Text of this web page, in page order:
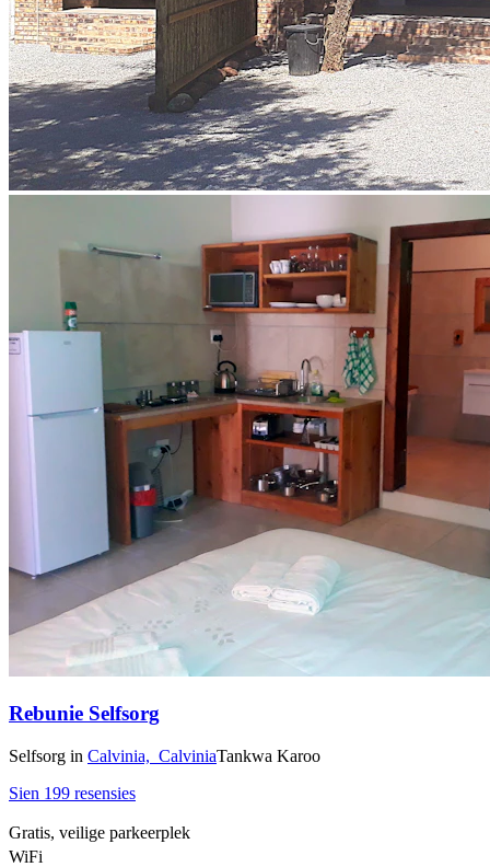
Rebunie Selfsorg
Selfsorg in Calvinia, CalviniaTankwa Karoo
Sien 199 resensies
Gratis, veilige parkeerplek
WiFi